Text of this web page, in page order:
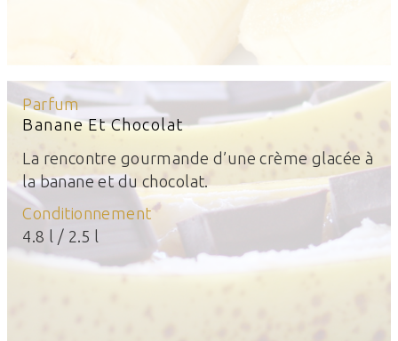
Parfum
Banane Et Chocolat
La rencontre gourmande d’une crème glacée à
la banane et du chocolat.
Conditionnement
4.8 l / 2.5 l